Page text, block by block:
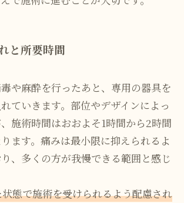
と所要時間
や麻酔を行ったあと、専用の器具を
ていきます。部位やデザインによっ
施術時間はおおよそ1時間から2時間
ます。痛みは最小限に抑えられるよ
、多くの方が我慢できる範囲と感じ
態で施術を受けられるよう配慮され